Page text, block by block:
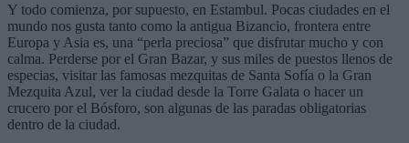
Y todo comienza, por supuesto, en Estambul. Pocas ciudades en el
mundo nos gusta tanto como la antigua Bizancio, frontera entre
Europa y Asia es, una “perla preciosa” que disfrutar mucho y con
calma. Perderse por el Gran Bazar, y sus miles de puestos llenos de
especias, visitar las famosas mezquitas de Santa Sofía o la Gran
Mezquita Azul, ver la ciudad desde la Torre Galata o hacer un
crucero por el Bósforo, son algunas de las paradas obligatorias
dentro de la ciudad.